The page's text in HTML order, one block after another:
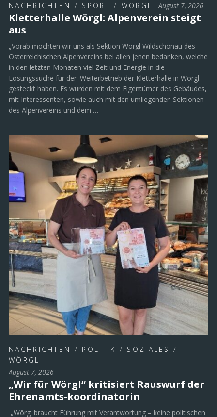
NACHRICHTEN / SPORT / WÖRGL August 7, 2026
Kletterhalle Wörgl: Alpenverein steigt
aus
„Vorab möchten wir uns als Sektion Wörgl Wildschönau des
Österreichischen Alpenvereins bei allen jenen bedanken, welche
in den letzten Monaten viel Zeit und Energie in die
Lösungssuche für den Weiterbetrieb der Kletterhalle in Wörgl
gesteckt haben. Es wurden mit dem Eigentümer des Gebäudes,
mit Interessenten, sowie auch mit den umliegenden Sektionen
des Alpenvereins und dem …
NACHRICHTEN / POLITIK / SOZIALES
/
WÖRGL
August 7, 2026
„Wir für Wörgl“ kritisiert Rauswurf der
Ehrenamts-koordinatorin
„Wörgl braucht Führung mit Verantwortung – keine politischen